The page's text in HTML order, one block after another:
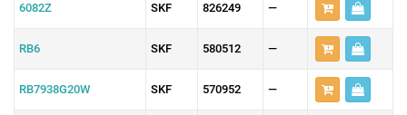
6082Z SKF 826249 —
RB6 SKF 580512 —
RB7938G20W SKF 570952 —